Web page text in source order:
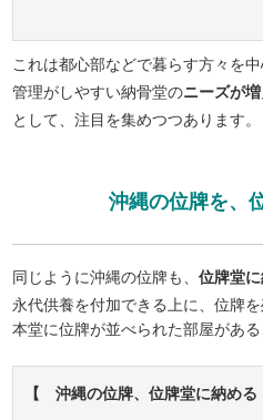
これは都心部などで暮らす方々を
管理がしやすい納骨堂のニーズが
として、注目を集めつつあります。
沖縄の位牌を、
同じように沖縄の位牌も、位牌堂
永代供養を付加できる上に、位牌
本堂に位牌が並べられた部屋がある
【 沖縄の位牌、位牌堂に納める